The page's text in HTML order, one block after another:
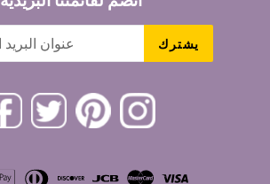
يشترك
FacebookTwitterPinterestInstagram